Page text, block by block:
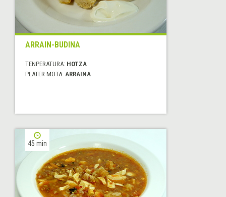
ARRAIN-BUDINA
TENPERATURA: HOTZA
PLATER MOTA: ARRAINA
45 min